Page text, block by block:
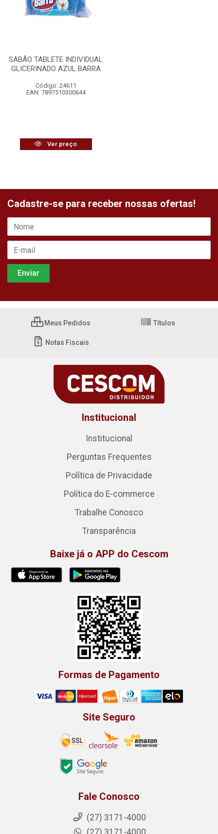
SABÃO TABLETE INDIVIDUAL
GLICERINADO AZUL BARRA
Código: 24611
EAN: 7897510300644
Ver preço
Cadastre-se para receber nossas ofertas!
Meus Pedidos Títulos
Notas Fiscais
Institucional
Institucional
Perguntas Frequentes
Política de Privacidade
Política do E-commerce
Trabalhe Conosco
Transparência
Baixe já o APP do Cescom
Formas de Pagamento
Site Seguro
Fale Conosco
(27) 3171-4000
(27) 3171-4000